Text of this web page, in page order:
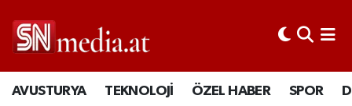
AVUSTURYA TEKNOLOJİ ÖZEL HABER SPOR